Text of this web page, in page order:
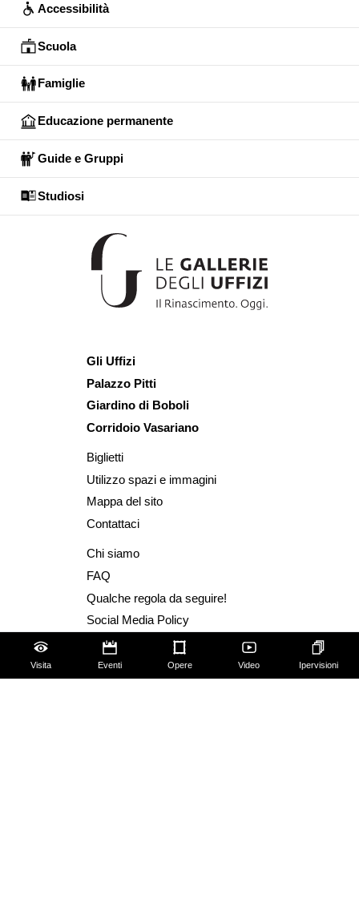
Visita Eventi Opere Video Ipervisioni
Accessibilità
Scuola
Famiglie
Educazione permanente
Guide e Gruppi
Studiosi
Gli Uffizi
Palazzo Pitti
Giardino di Boboli
Corridoio Vasariano
Biglietti
Utilizzo spazi e immagini
Mappa del sito
Contattaci
Chi siamo
FAQ
Qualche regola da seguire!
Social Media Policy